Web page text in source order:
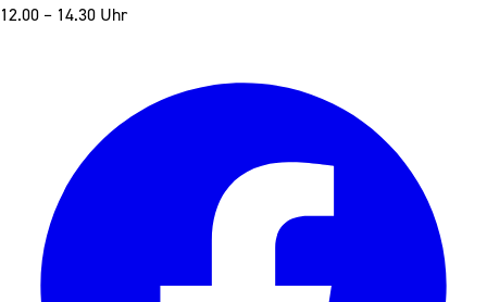
12.00 – 14.30 Uhr